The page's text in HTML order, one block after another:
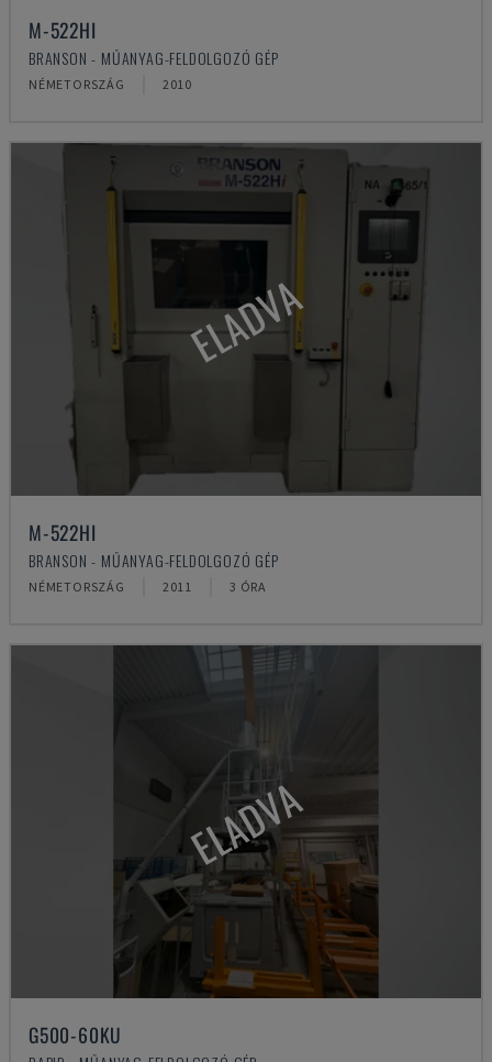
M-522HI
BRANSON - MŰANYAG-FELDOLGOZÓ GÉP
NÉMETORSZÁG 2010
ELADVA
M-522HI
BRANSON - MŰANYAG-FELDOLGOZÓ GÉP
NÉMETORSZÁG 2011 3 ÓRA
ELADVA
G500-60KU